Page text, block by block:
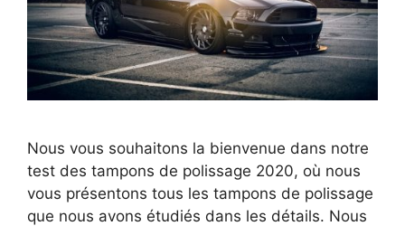
Nous vous souhaitons la bienvenue dans notre
test des tampons de polissage 2020, où nous
vous présentons tous les tampons de polissage
que nous avons étudiés dans les détails. Nous